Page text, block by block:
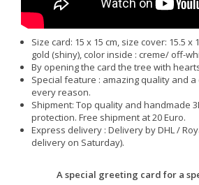
Size card: 15 x 15 cm, size cover: 15.5 x
gold (shiny), color inside : creme/ off-
By opening the card the tree with
Special feature : amazing quality and
every reason.
Shipment: Top quality and handmade
protection. Free shipment at 20 Euro.
Express delivery : Delivery by DHL /
delivery on Saturday).
A special greeting card for a